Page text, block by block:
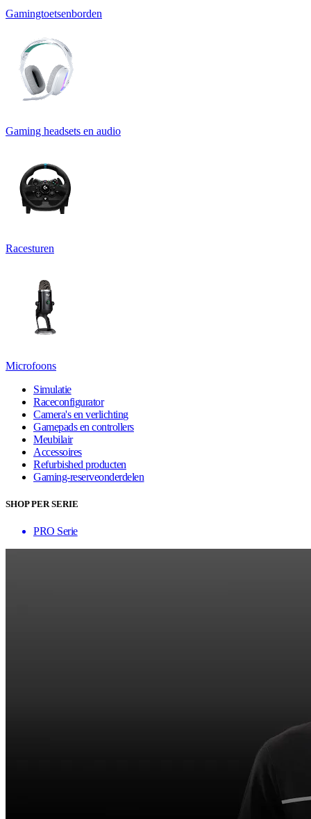
Gamingtoetsenborden
Gaming headsets en audio
Racesturen
Microfoons
Simulatie
Raceconfigurator
Camera's en verlichting
Gamepads en controllers
Meubilair
Accessoires
Refurbished producten
Gaming-reserveonderdelen
SHOP PER SERIE
PRO Serie